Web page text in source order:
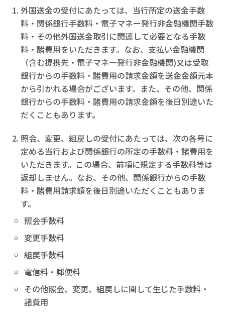
外国送金の受付にあたっては、当行所定の送金手数
料・関係銀行手数料・電子マネー発行非金融機関手数
料・その他外国送金取引に関連して必要となる手数
料・諸費用をいただきます。なお、支払い金融機関
（含む提携先・電子マネー発行非金融機関)又は受取
銀行からの手数料・諸費用の請求金額を送金金額元本
から引かれる場合がございます。また、その他、関係
銀行からの手数料・諸費用の請求金額を後日別途いた
だくこともあります。
照会、変更、組戻しの受付にあたっては、次の各号に
定める当行および関係銀行の所定の手数料・諸費用を
いただきます。この場合、前項に規定する手数料等は
返却しません。なお、その他、関係銀行からの手数
料・諸費用請求額を後日別途いただくこともありま
す。
照会手数料
変更手数料
組戻手数料
電信料・郵便料
その他照会、変更、組戻しに関して生じた手数料・
諸費用